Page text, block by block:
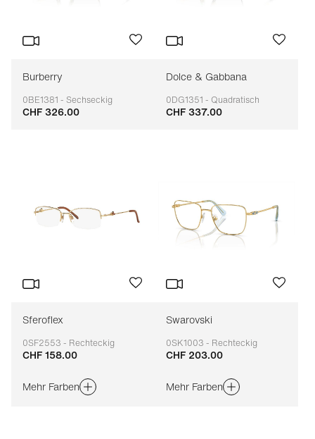
Burberry
0BE1381 - Sechseckig
Anpassbar
CHF 326.00
Dolce & Gabbana
0DG1351 - Quadratisch
Anpassbar
CHF 337.00
Sferoflex
0SF2553 - Rechteckig
Anpassbar
CHF 158.00
Mehr Farben
Swarovski
0SK1003 - Rechteckig
Anpassbar
CHF 203.00
Mehr Farben